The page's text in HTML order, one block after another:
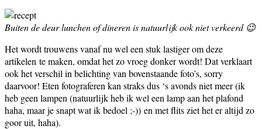
Buiten de deur lunchen of dineren is natuurlijk ook niet verkeerd 😉
Het wordt trouwens vanaf nu wel een stuk lastiger om deze
artikelen te maken, omdat het zo vroeg donker wordt! Dat verklaart
ook het verschil in belichting van bovenstaande foto’s, sorry
daarvoor! Eten fotograferen kan straks dus ‘s avonds niet meer (ik
heb geen lampen (natuurlijk heb ik wel een lamp aan het plafond
haha, maar je snapt wat ik bedoel ;-)) en met flits ziet het er altijd zo
goor uit, haha).